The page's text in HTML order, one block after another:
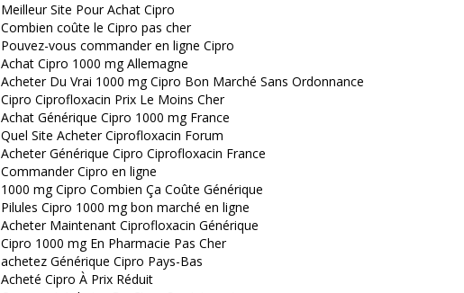
Meilleur Site Pour Achat Cipro
Combien coûte le Cipro pas cher
Pouvez-vous commander en ligne Cipro
Achat Cipro 1000 mg Allemagne
Acheter Du Vrai 1000 mg Cipro Bon Marché Sans Ordonnance
Cipro Ciprofloxacin Prix Le Moins Cher
Achat Générique Cipro 1000 mg France
Quel Site Acheter Ciprofloxacin Forum
Acheter Générique Cipro Ciprofloxacin France
Commander Cipro en ligne
1000 mg Cipro Combien Ça Coûte Générique
Pilules Cipro 1000 mg bon marché en ligne
Acheter Maintenant Ciprofloxacin Générique
Cipro 1000 mg En Pharmacie Pas Cher
achetez Générique Cipro Pays-Bas
Acheté Cipro À Prix Réduit